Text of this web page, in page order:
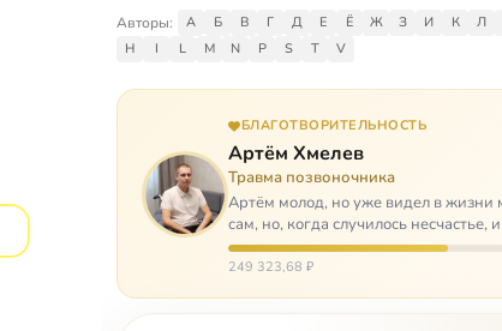
Авторы: А Б В Г Д Е Ё Ж З И К Л
H
I L M N P S T V
БЛАГОТВОРИТЕЛЬНОСТЬ
Артём Хмелев
Травма позвоночника
Артём молод, но уже видел в жизни
сам, но, когда случилось
И кр…
249 323,68 ₽